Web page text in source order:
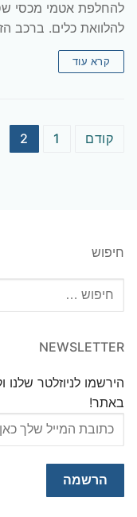
להחלפת אטמי מכסי
להלוואת כלים. ברכב
קרא עוד
Posts
קודם 1
2
חיפוש
חפש:
NEWSLETTER
הירשמו לניוזלטר
באתר!